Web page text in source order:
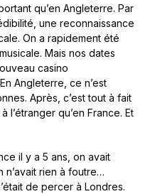
qu’en Angleterre. Par
une reconnaissance
On a rapidement été
Mais nos dates
casino
Angleterre, ce n’est
Après, c’est tout à fait
l’étranger qu’en France. Et
il y a 5 ans, on avait
n’avait rien à foutre…
de percer à Londres.